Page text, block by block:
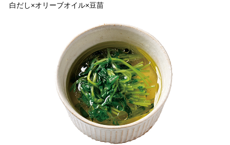
白だし×オリーブオイル×豆苗